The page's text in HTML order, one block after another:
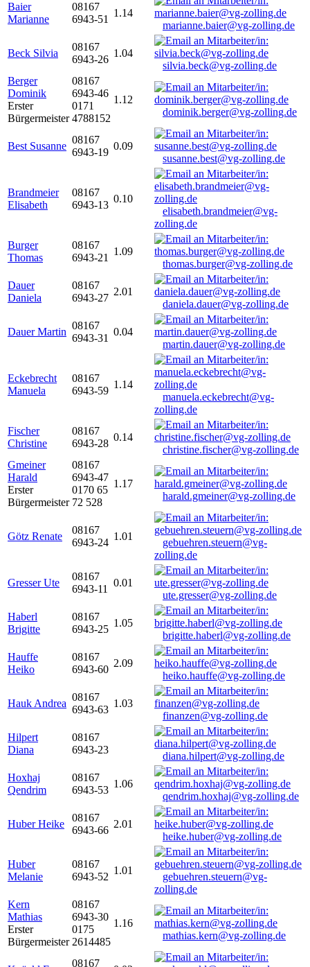
Baier
Marianne
08167
6943-51
1.14
marianne.baier@vg-zolling.de
Beck Silvia
08167
6943-26
1.04
silvia.beck@vg-zolling.de
Berger
Dominik
Erster
Bürgermeister
08167
6943-46
0171
4788152
1.12
dominik.berger@vg-zolling.de
Best Susanne
08167
6943-19
0.09
susanne.best@vg-zolling.de
Brandmeier
Elisabeth
08167
6943-13
0.10
elisabeth.brandmeier@vg-
zolling.de
Burger
Thomas
08167
6943-21
1.09
thomas.burger@vg-zolling.de
Dauer
Daniela
08167
6943-27
2.01
daniela.dauer@vg-zolling.de
Dauer Martin
08167
6943-31
0.04
martin.dauer@vg-zolling.de
Eckebrecht
Manuela
08167
6943-59
1.14
manuela.eckebrecht@vg-
zolling.de
Fischer
Christine
08167
6943-28
0.14
christine.fischer@vg-zolling.de
Gmeiner
Harald
Erster
Bürgermeister
08167
6943-47
0170 65
72 528
1.17
harald.gmeiner@vg-zolling.de
Götz Renate
08167
6943-24
1.01
gebuehren.steuern@vg-
zolling.de
Gresser Ute
08167
6943-11
0.01
ute.gresser@vg-zolling.de
Haberl
Brigitte
08167
6943-25
1.05
brigitte.haberl@vg-zolling.de
Hauffe
Heiko
08167
6943-60
2.09
heiko.hauffe@vg-zolling.de
Hauk Andrea
08167
6943-63
1.03
finanzen@vg-zolling.de
Hilpert
Diana
08167
6943-23
diana.hilpert@vg-zolling.de
Hoxhaj
Qendrim
08167
6943-53
1.06
qendrim.hoxhaj@vg-zolling.de
Huber Heike
08167
6943-66
2.01
heike.huber@vg-zolling.de
Huber
Melanie
08167
6943-52
1.01
gebuehren.steuern@vg-
zolling.de
Kern
Mathias
Erster
Bürgermeister
08167
6943-30
0175
2614485
1.16
mathias.kern@vg-zolling.de
08167